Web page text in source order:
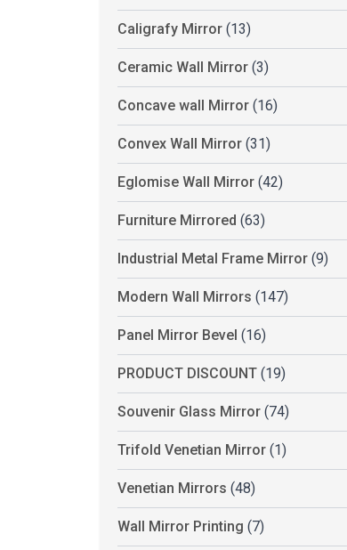
Caligrafy Mirror (13)
Ceramic Wall Mirror (3)
Concave wall Mirror (16)
Convex Wall Mirror (31)
Eglomise Wall Mirror (42)
Furniture Mirrored (63)
Industrial Metal Frame Mirror (9)
Modern Wall Mirrors (147)
Panel Mirror Bevel (16)
PRODUCT DISCOUNT (19)
Souvenir Glass Mirror (74)
Trifold Venetian Mirror (1)
Venetian Mirrors (48)
Wall Mirror Printing (7)